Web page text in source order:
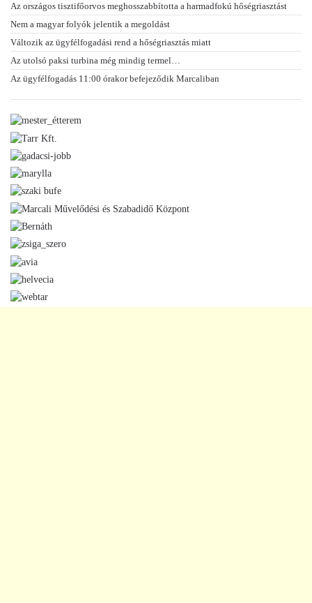
Az országos tisztifőorvos meghosszabbította a harmadfokú hőségriasztást
Nem a magyar folyók jelentik a megoldást
Változik az ügyfélfogadási rend a hőségriasztás miatt
Az utolsó paksi turbina még mindig termel…
Az ügyfélfogadás 11:00 órakor befejeződik Marcaliban